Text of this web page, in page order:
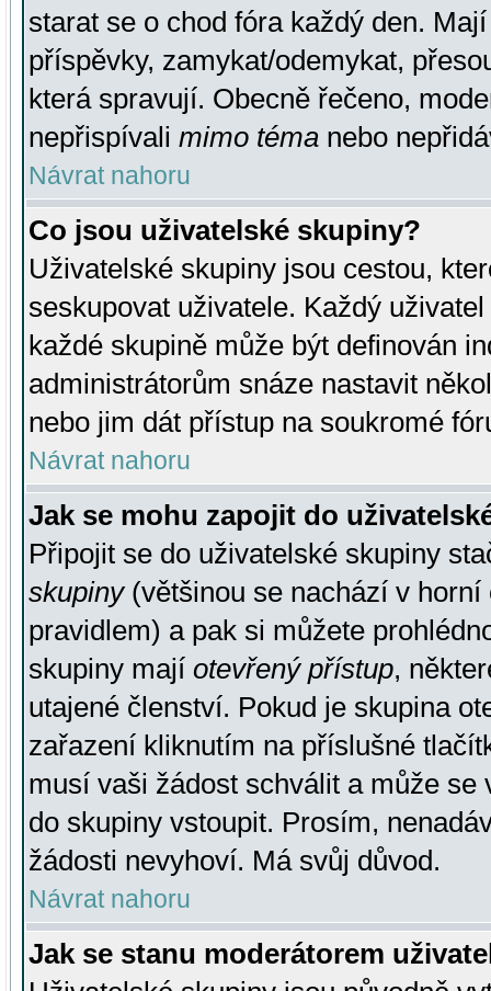
starat se o chod fóra každý den.
příspěvky, zamykat/odemykat,
která spravují. Obecně řečeno,
nepřispívali mimo téma nebo
Návrat nahoru
Co jsou uživatelské skupiny?
Uživatelské skupiny jsou cestou,
seskupovat uživatele. Každý
každé skupině může být definován
administrátorům snáze nastavit
nebo jim dát přístup na soukromé
Návrat nahoru
Jak se mohu zapojit do
Připojit se do uživatelské skupiny
skupiny(většinou se nachází v horní
pravidlem) a pak si můžete
skupiny mají otevřený přístup,
utajené členství. Pokud je skupina
zařazení kliknutím na příslušné
musí vaši žádost schválit a může se
do skupiny vstoupit. Prosím,
žádosti nevyhoví. Má svůj důvod.
Návrat nahoru
Jak se stanu moderátorem